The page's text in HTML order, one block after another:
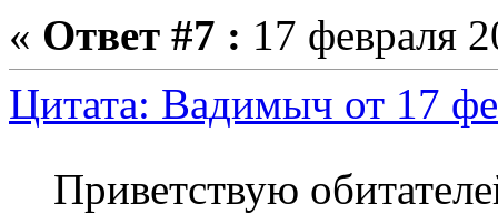
« Ответ #7 : 17 февраля
Цитата: Вадимыч от 17
Приветствую